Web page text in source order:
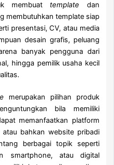
membuat template dan
membutuhkan template siap
presentasi, CV, atau media
desain grafis, peluang
banyak pengguna dari
hingga pemilik usaha kecil
merupakan pilihan produk
bila memiliki
memanfaatkan platform
atau bahkan website pribadi
berbagai topik seperti
smartphone, atau digital